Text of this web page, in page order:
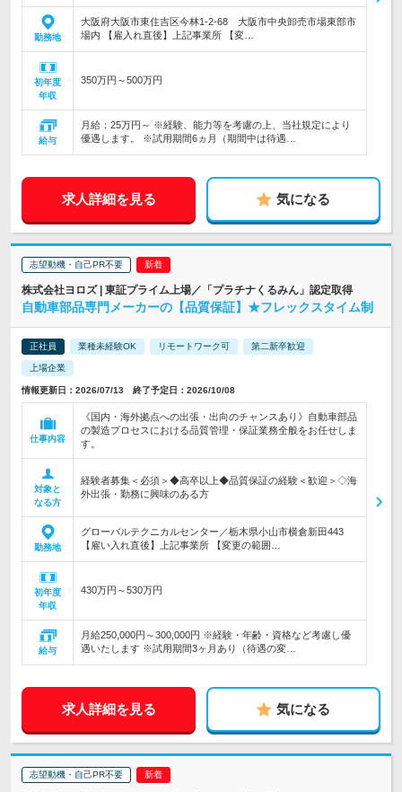
勤務地
大阪府大阪市東住吉区今林1-2-68 大阪市中央卸売市場東部市
場内 【雇入れ直後】上記事業所 【変…
初年度
年収
350万円～500万円
給与
月給：25万円～ ※経験、能力等を考慮の上、当社規定により
優遇します。 ※試用期間6ヵ月（期間中は待遇…
求人詳細を見る 気になる
志望動機・自己PR不要
株式会社ヨロズ | 東証プライム上場／「プラチナくるみん」認定取得
自動車部品専門メーカーの【品質保証】★フレックスタイム制
正社員 業種未経験OK リモートワーク可 第二新卒歓迎
上場企業
情報更新日：2026/07/13 終了予定日：2026/10/08
仕事内容
《国内・海外拠点への出張・出向のチャンスあり》自動車部品
の製造プロセスにおける品質管理・保証業務全般をお任せしま
す。
対象と
なる方
経験者募集＜必須＞◆高卒以上◆品質保証の経験＜歓迎＞◇海
外出張・勤務に興味のある方
勤務地
グローバルテクニカルセンター／栃木県小山市横倉新田443
【雇い入れ直後】上記事業所 【変更の範囲…
初年度
年収
430万円～530万円
給与
月給250,000円～300,000円 ※経験・年齢・資格など考慮し優
遇いたします ※試用期間3ヶ月あり（待遇の変…
求人詳細を見る 気になる
志望動機・自己PR不要